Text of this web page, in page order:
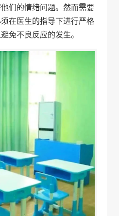
们的情绪问题。然而需要
在医生的指导下进行严格
免不良反应的发生。